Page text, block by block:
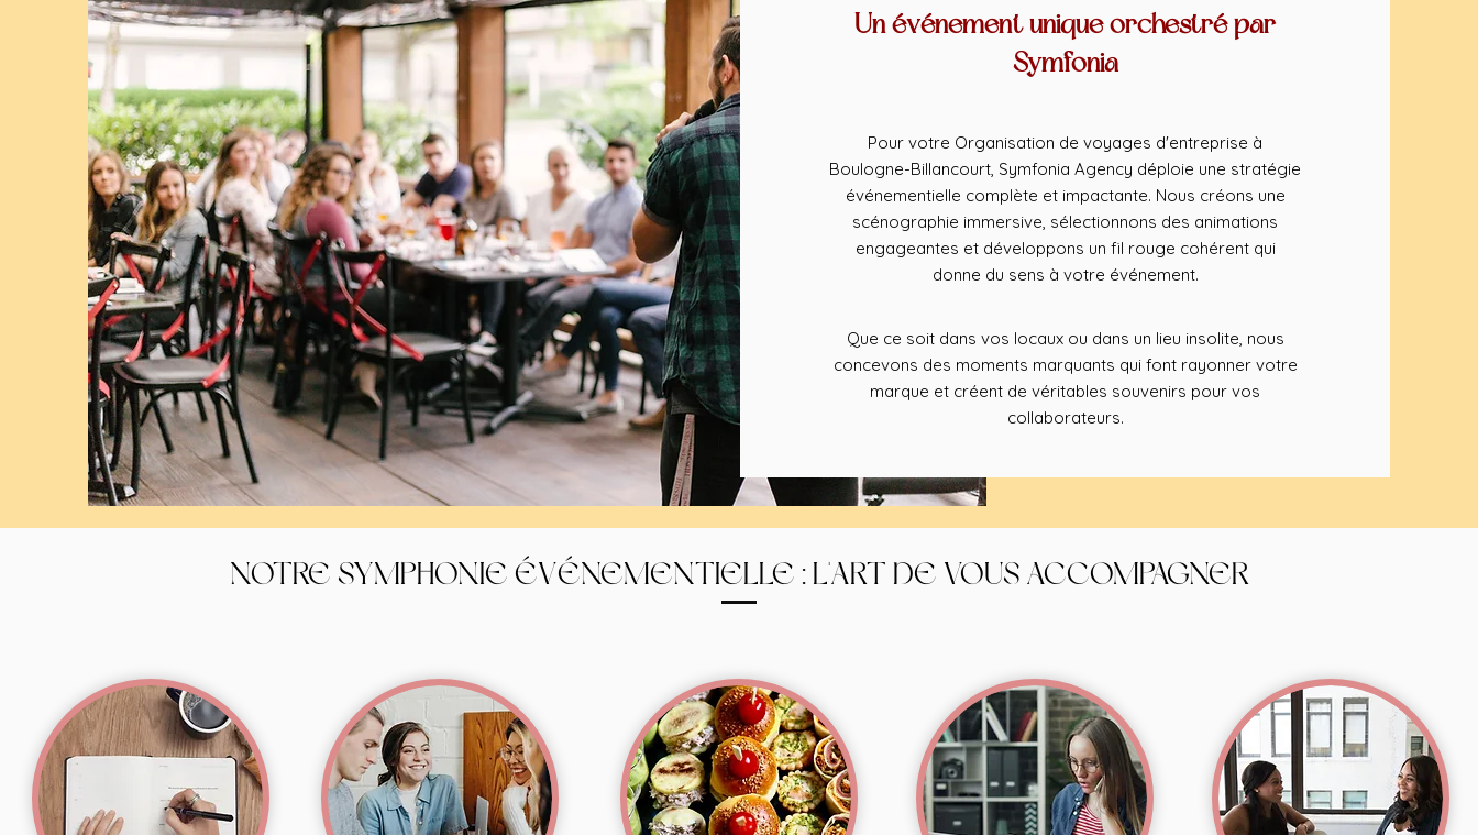
Un événement unique orchestré par
Symfonia
Pour votre Organisation de voyages d'entreprise à
Boulogne-Billancourt, Symfonia Agency déploie une stratégie
événementielle complète et impactante. Nous créons une
scénographie immersive, sélectionnons des animations
engageantes et développons un fil rouge cohérent qui
donne du sens à votre événement.
Que ce soit dans vos locaux ou dans un lieu insolite, nous
concevons des moments marquants qui font rayonner votre
marque et créent de véritables souvenirs pour vos
collaborateurs.
NOTRE SYMPHONIE ÉVÉNEMENTIELLE : L'ART DE VOUS ACCOMPAGNER